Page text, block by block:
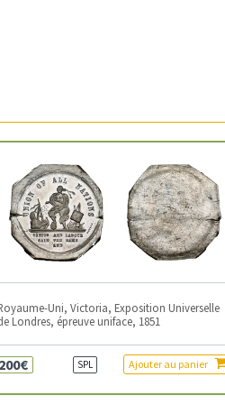
Uni, Victoria, Exposition Universelle
Londres, épreuve uniface, 1851
200€ SPL Ajouter au panier